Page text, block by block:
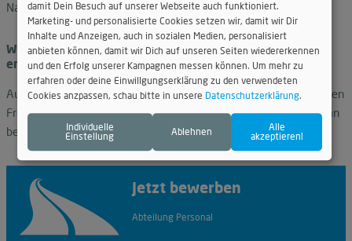
Natursteinwerk zu sein.
Würdest du dich wieder für diesen Ausbildungsberuf
entscheiden?eit am besten?
Auf jeden Fall! Ich habe den Ausbildungsberuf auch schon meinen
Freunden empfohlen und ihnen gesagt, dass es Spaß macht. Man
bewegt sich und hat gleich das „Krafttraining“ bei der Arbeit.
Jetzt bewerben
Abteilung Personal
damit Dein Besuch auf unserer Webseite auch funktioniert.
Marketing- und personalisierte Cookies setzen wir, damit wir Dir
Inhalte und Anzeigen, auch in sozialen Medien, personalisiert
anbieten können, damit wir Dich auf unseren Seiten wiedererkennen
und den Erfolg unserer Kampagnen messen können. Um mehr zu
erfahren oder deine Einwillgungserklärung zu den verwendeten
Cookies anzpassen, schau bitte in unsere Datenschutzerklärung.
Individuelle
Einstellung
Ablehnen
Alle
akzeptieren!